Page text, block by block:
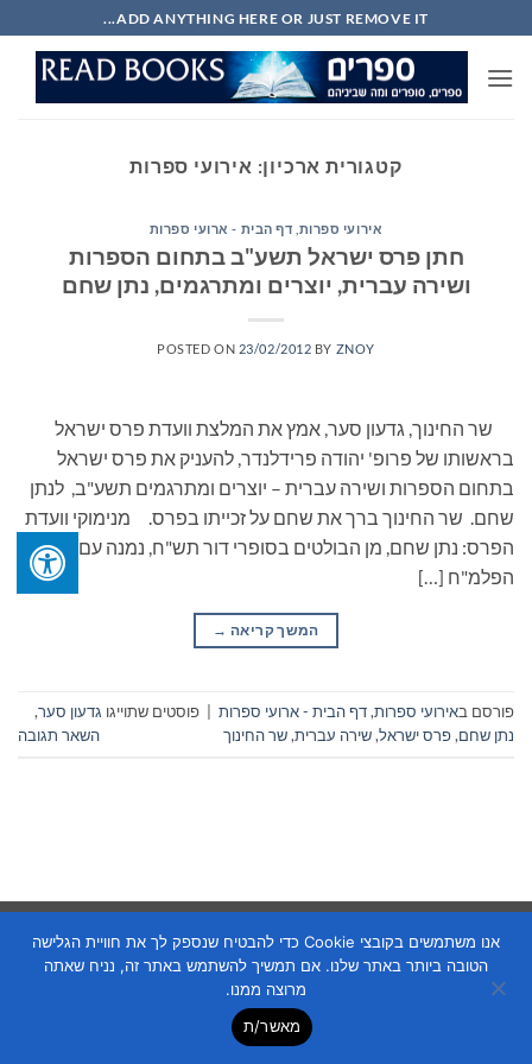
to
content
ADD ANYTHING HERE OR JUST REMOVE IT...
קטגורית ארכיון: אירועי ספרות
אירועי ספרות דף הבית - ארועי ספרות
חתן פרס ישראל תשע"ב בתחום הספרות
ושירה עברית, יוצרים ומתרגמים, נתן שחם
POSTED ON 23/02/2012 BY ZNOY
שר החינוך, גדעון סער, אמץ את המלצת וועדת פרס ישראל
בראשותו של פרופ' יהודה פרידלנדר, להעניק את פרס ישראל
בתחום הספרות ושירה עברית – יוצרים ומתרגמים תשע"ב, לנתן
שחם. שר החינוך ברך את שחם על זכייתו בפרס. מנימוקי וועדת
הפרס: נתן שחם, מן הבולטים בסופרי דור תש"ח, נמנה עם לוחמי
הפלמ"ח […]
המשך קריאה →
פורסם באירועי ספרות,דף הבית - ארועי ספרות פוסטים שתוייגו גדעון סער,
נתן שחם,פרס ישראל,שירה עברית,שר החינוך השאר תגובה
אנו משתמשים בקובצי Cookie כדי להבטיח שנספק לך את חוויית הגלישה
הטובה ביותר באתר שלנו. אם תמשיך להשתמש באתר זה, נניח שאתה
מרוצה ממנו.
מאשר/ת